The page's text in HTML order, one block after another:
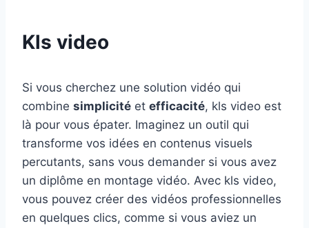
Kls video
Si vous cherchez une solution vidéo qui
combine simplicité et efficacité, kls video est
là pour vous épater. Imaginez un outil qui
transforme vos idées en contenus visuels
percutants, sans vous demander si vous avez
un diplôme en montage vidéo. Avec kls video,
vous pouvez créer des vidéos professionnelles
en quelques clics, comme si vous aviez un